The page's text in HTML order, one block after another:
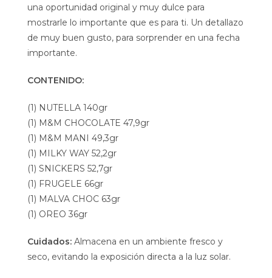
una oportunidad original y muy dulce para
mostrarle lo importante que es para ti. Un detallazo
de muy buen gusto, para sorprender en una fecha
importante.
CONTENIDO:
(1) NUTELLA 140gr
(1) M&M CHOCOLATE 47,9gr
(1) M&M MANI 49,3gr
(1) MILKY WAY 52,2gr
(1) SNICKERS 52,7gr
(1) FRUGELE 66gr
(1) MALVA CHOC 63gr
(1) OREO 36gr
Cuidados: Almacena en un ambiente fresco y
seco, evitando la exposición directa a la luz solar.